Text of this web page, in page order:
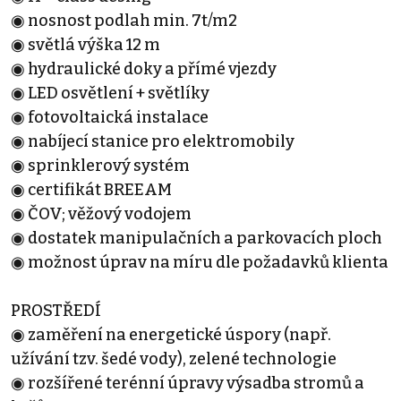
◉ nosnost podlah min. 7t/m2
◉ světlá výška 12 m
◉ hydraulické doky a přímé vjezdy
◉ LED osvětlení + světlíky
◉ fotovoltaická instalace
◉ nabíjecí stanice pro elektromobily
◉ sprinklerový systém
◉ certifikát BREEAM
◉ ČOV; věžový vodojem
◉ dostatek manipulačních a parkovacích ploch
◉ možnost úprav na míru dle požadavků klienta
PROSTŘEDÍ
◉ zaměření na energetické úspory (např.
užívání tzv. šedé vody), zelené technologie
◉ rozšířené terénní úpravy výsadba stromů a